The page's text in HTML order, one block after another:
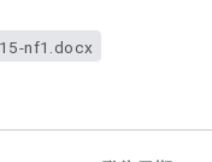
nf1.docx